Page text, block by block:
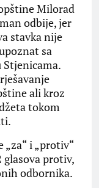
Milorad
odbije, jer
stavka nije
sa
ali kroz
tokom
„za“ i „protiv“
glasova protiv,
odbornika.